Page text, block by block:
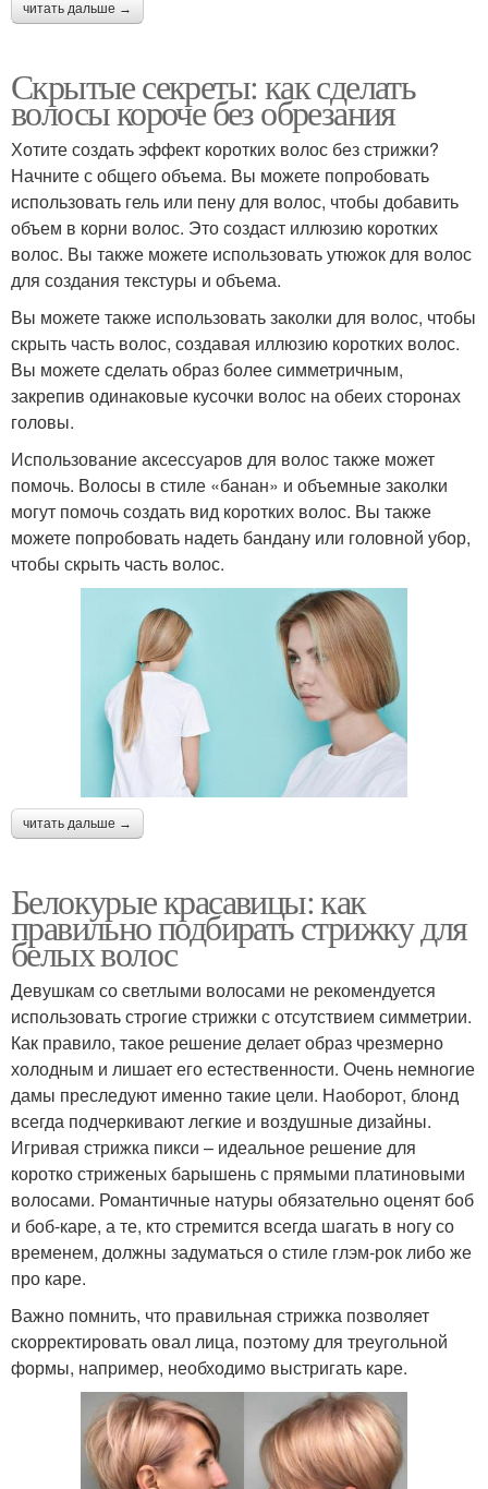
читать дальше →
Скрытые секреты: как сделать
волосы короче без обрезания
Хотите создать эффект коротких волос без стрижки?
Начните с общего объема. Вы можете попробовать
использовать гель или пену для волос, чтобы добавить
объем в корни волос. Это создаст иллюзию коротких
волос. Вы также можете использовать утюжок для волос
для создания текстуры и объема.
Вы можете также использовать заколки для волос, чтобы
скрыть часть волос, создавая иллюзию коротких волос.
Вы можете сделать образ более симметричным,
закрепив одинаковые кусочки волос на обеих сторонах
головы.
Использование аксессуаров для волос также может
помочь. Волосы в стиле «банан» и объемные заколки
могут помочь создать вид коротких волос. Вы также
можете попробовать надеть бандану или головной убор,
чтобы скрыть часть волос.
читать дальше →
Белокурые красавицы: как
правильно подбирать стрижку для
белых волос
Девушкам со светлыми волосами не рекомендуется
использовать строгие стрижки с отсутствием симметрии.
Как правило, такое решение делает образ чрезмерно
холодным и лишает его естественности. Очень немногие
дамы преследуют именно такие цели. Наоборот, блонд
всегда подчеркивают легкие и воздушные дизайны.
Игривая стрижка пикси – идеальное решение для
коротко стриженых барышень с прямыми платиновыми
волосами. Романтичные натуры обязательно оценят боб
и боб-каре, а те, кто стремится всегда шагать в ногу со
временем, должны задуматься о стиле глэм-рок либо же
про каре.
Важно помнить, что правильная стрижка позволяет
скорректировать овал лица, поэтому для треугольной
формы, например, необходимо выстригать каре.